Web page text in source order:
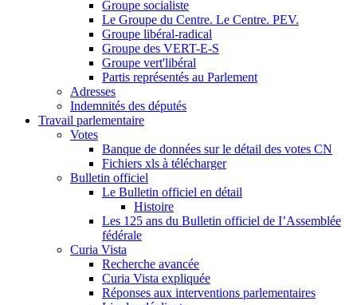
Groupe socialiste
Le Groupe du Centre. Le Centre. PEV.
Groupe libéral-radical
Groupe des VERT-E-S
Groupe vert'libéral
Partis représentés au Parlement
Adresses
Indemnités des députés
Travail parlementaire
Votes
Banque de données sur le détail des votes CN
Fichiers xls à télécharger
Bulletin officiel
Le Bulletin officiel en détail
Histoire
Les 125 ans du Bulletin officiel de I’Assemblée
fédérale
Curia Vista
Recherche avancée
Curia Vista expliquée
Réponses aux interventions parlementaires